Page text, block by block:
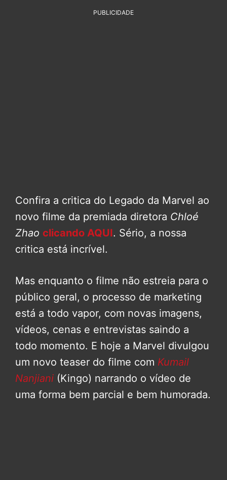
PUBLICIDADE
Confira a critica do Legado da Marvel ao
novo filme da premiada diretora Chloé
Zhao clicando AQUI. Sério, a nossa
critica está incrível.
Mas enquanto o filme não estreia para o
público geral, o processo de marketing
está a todo vapor, com novas imagens,
vídeos, cenas e entrevistas saindo a
todo momento. E hoje a Marvel divulgou
um novo teaser do filme com Kumail
Nanjiani (Kingo) narrando o vídeo de
uma forma bem parcial e bem humorada.